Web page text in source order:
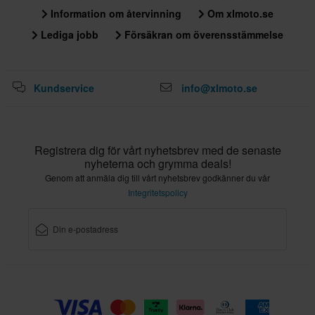
Information om återvinning
Om xlmoto.se
Lediga jobb
Försäkran om överensstämmelse
Kundservice info@xlmoto.se
Registrera dig för vårt nyhetsbrev med de senaste
nyheterna och grymma deals!
Genom att anmäla dig till vårt nyhetsbrev godkänner du vår
Integritetspolicy